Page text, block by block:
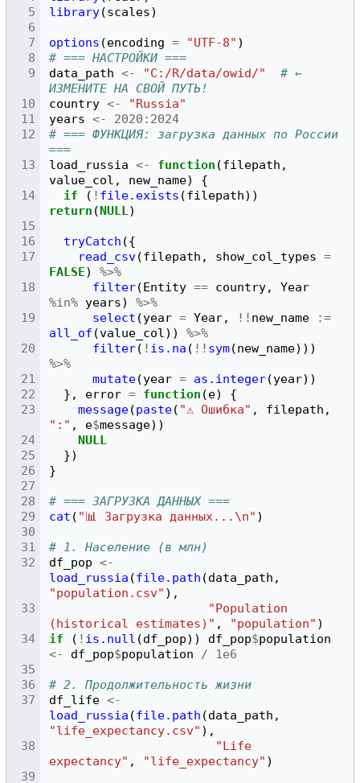
library(scales)
options (encoding = "UTF-8" )
# === НАСТРОЙКИ ===
data_path <- "C:/R/data/owid/"
# ←
ИЗМЕНИТЕ НА СВОЙ ПУТЬ!
country <-
"Russia"
years <- 2020 : 2024
# === ФУНКЦИЯ: загрузка данных по России
===
load_russia <- function (filepath ,
value_col , new_name)
{
if
( ! file.exists (filepath))
return (NULL)
tryCatch ({
read_csv(filepath , show_col_types =
FALSE)
%>%
filter(Entity == country,
Year
%in% years)
%>%
select (year = Year, !! new_name
:=
all_of (value_col))
%>%
filter( ! is.na ( !! sym(new_name)))
%>%
mutate(year = as.integer(year))
},
error = function (e)
{
message(paste( "⚠ Ошибка" , filepath ,
":" , e$message))
NULL
})
}
# === ЗАГРУЗКА ДАННЫХ ===
cat ( "📊 Загрузка данных...\n" )
# 1. Население (в млн)
df_pop <-
load_russia (file.path (data_path ,
"population.csv" ),
"Population
(historical estimates)" , "population" )
if
( ! is.null (df_pop)) df_pop$population
<-
df_pop$population / 1e6
# 2. Продолжительность жизни
df_life <-
load_russia (file.path (data_path ,
"life_expectancy.csv" ),
"Life
expectancy" , "life_expectancy" )